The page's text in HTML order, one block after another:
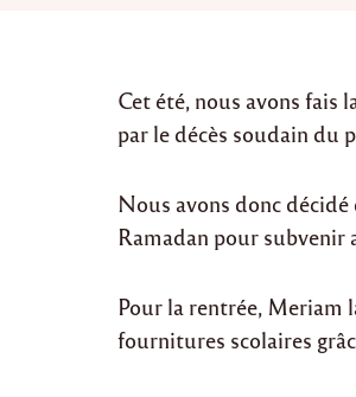
Cet été, nous avons fais
par le décès soudain du
Nous avons donc
Ramadan pour subvenir
Pour la rentrée, Meriam
fournitures scolaires